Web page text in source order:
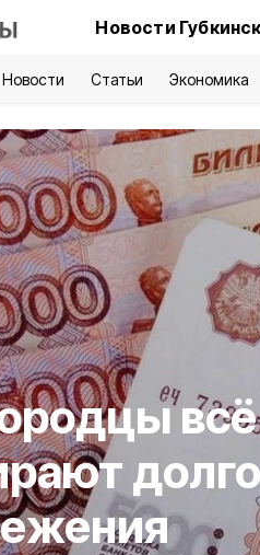
Новости
Новости Статьи Экономика